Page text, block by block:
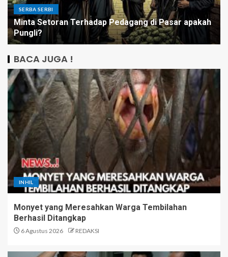
SERBA SERBI
Minta Setoran Terhadap Pedagang di Pasar apakah
Pungli?
BACA JUGA !
INHIL
Monyet yang Meresahkan Warga Tembilahan
Berhasil Ditangkap
6 Agustus 2026 REDAKSI